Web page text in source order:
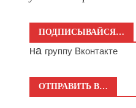
ПОДПИСЫВАЙСЯ…
на группу Вконтакте
ОТПРАВИТЬ В…